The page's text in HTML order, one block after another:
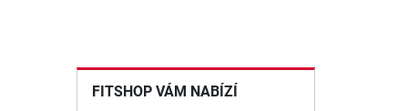
FITSHOP VÁM NABÍZÍ